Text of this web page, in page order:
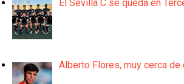
El Sevilla C se queda en
Alberto Flores, muy cerca de